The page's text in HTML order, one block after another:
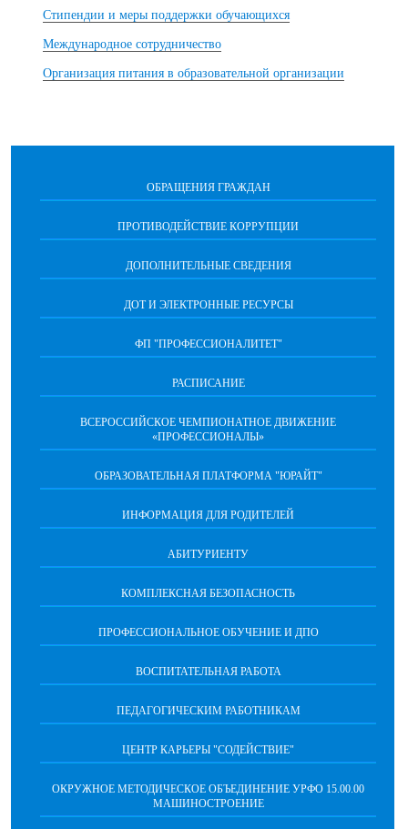
Стипендии и меры поддержки обучающихся
Международное сотрудничество
Организация питания в образовательной организации
ОБРАЩЕНИЯ ГРАЖДАН
ПРОТИВОДЕЙСТВИЕ КОРРУПЦИИ
ДОПОЛНИТЕЛЬНЫЕ СВЕДЕНИЯ
ДОТ И ЭЛЕКТРОННЫЕ РЕСУРСЫ
ФП "ПРОФЕССИОНАЛИТЕТ"
РАСПИСАНИЕ
ВСЕРОССИЙСКОЕ ЧЕМПИОНАТНОЕ ДВИЖЕНИЕ
«ПРОФЕССИОНАЛЫ»
ОБРАЗОВАТЕЛЬНАЯ ПЛАТФОРМА "ЮРАЙТ"
ИНФОРМАЦИЯ ДЛЯ РОДИТЕЛЕЙ
АБИТУРИЕНТУ
КОМПЛЕКСНАЯ БЕЗОПАСНОСТЬ
ПРОФЕССИОНАЛЬНОЕ ОБУЧЕНИЕ И ДПО
ВОСПИТАТЕЛЬНАЯ РАБОТА
ПЕДАГОГИЧЕСКИМ РАБОТНИКАМ
ЦЕНТР КАРЬЕРЫ "СОДЕЙСТВИЕ"
ОКРУЖНОЕ МЕТОДИЧЕСКОЕ ОБЪЕДИНЕНИЕ УРФО 15.00.00
МАШИНОСТРОЕНИЕ